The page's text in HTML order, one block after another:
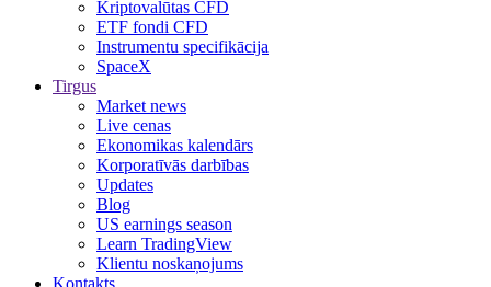
Kriptovalūtas CFD
ETF fondi CFD
Instrumentu specifikācija
SpaceX
Tirgus
Market news
Live cenas
Ekonomikas kalendārs
Korporatīvās darbības
Updates
Blog
US earnings season
Learn TradingView
Klientu noskaņojums
Kontakts